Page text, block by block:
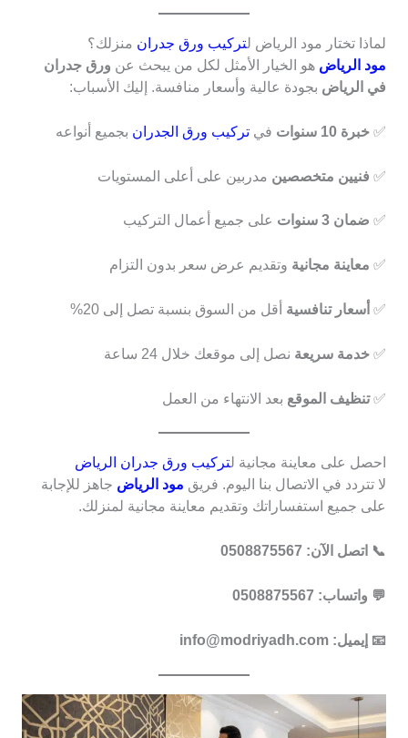
لماذا تختار مود الرياض لتركيب ورق جدران منزلك؟
مود الرياض هو الخيار الأمثل لكل من يبحث عن ورق جدران
في الرياض بجودة عالية وأسعار منافسة. إليك الأسباب:
✅ خبرة 10 سنوات في تركيب ورق الجدران بجميع أنواعه
✅ فنيين متخصصين مدربين على أعلى المستويات
✅ ضمان 3 سنوات على جميع أعمال التركيب
✅ معاينة مجانية وتقديم عرض سعر بدون التزام
✅ أسعار تنافسية أقل من السوق بنسبة تصل إلى 20%
✅ خدمة سريعة نصل إلى موقعك خلال 24 ساعة
✅تنظيف الموقع بعد الانتهاء من العمل
احصل على معاينة مجانية لتركيب ورق جدران الرياض
لا تتردد في الاتصال بنا اليوم. فريق مود الرياض جاهز للإجابة
على جميع استفساراتك وتقديم معاينة مجانية لمنزلك.
📞 اتصل الآن: 0508875567
💬 واتساب: 0508875567
📧 إيميل: info@modriyadh.com